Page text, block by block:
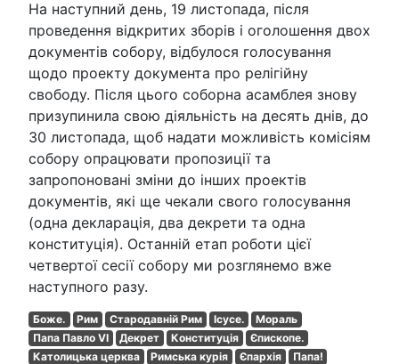
На наступний день, 19 листопада, після
проведення відкритих зборів і оголошення двох
документів собору, відбулося голосування
щодо проекту документа про релігійну
свободу. Після цього соборна асамблея знову
призупинила свою діяльність на десять днів, до
30 листопада, щоб надати можливість комісіям
собору опрацювати пропозиції та
запропоновані зміни до інших проектів
документів, які ще чекали свого голосування
(одна декларація, два декрети та одна
конституція). Останній етап роботи цієї
четвертої сесії собору ми розглянемо вже
наступного разу.
Боже. Рим Стародавній Рим Ісусе.
Мораль
Папа Павло VI
Декрет Конституція
Єпископе.
Католицька церква
Римська курія Єпархія
Папа!